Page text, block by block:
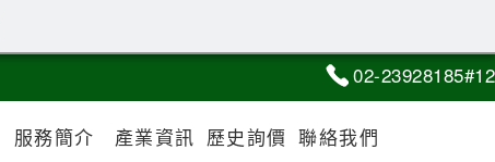
02-23928185#12
服務簡介 產業資訊 歷史詢價 聯絡我們